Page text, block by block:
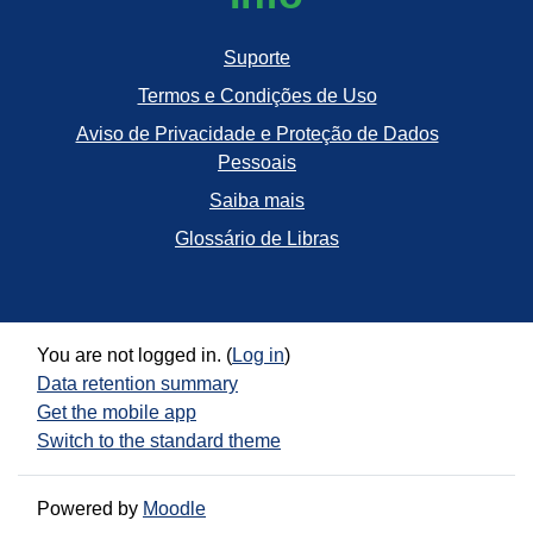
Suporte
Termos e Condições de Uso
Aviso de Privacidade e Proteção de Dados
Pessoais
Saiba mais
Glossário de Libras
You are not logged in. (Log in)
Data retention summary
Get the mobile app
Switch to the standard theme
Powered by Moodle